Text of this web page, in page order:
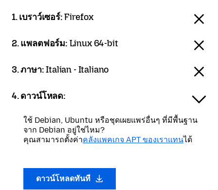
1. เบราว์เซอร์:Firefox
2. แพลตฟอร์ม: Linux 64-bit
3. ภาษา:Italian - Italiano
4. ดาวน์โหลด:
ใช้ Debian, Ubuntu หรือชุดเผยแพร่อื่นๆ ที่มีพื้นฐาน
จาก Debian อยู่ใช่ไหม?
คุณสามารถตั้งค่าคลังแพคเกจ APT ของเราแทนได้
ดาวน์โหลดทันที